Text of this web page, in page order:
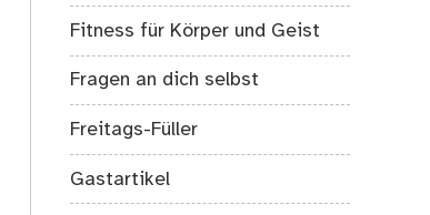
Fitness für Körper und Geist
Fragen an dich selbst
Freitags-Füller
Gastartikel